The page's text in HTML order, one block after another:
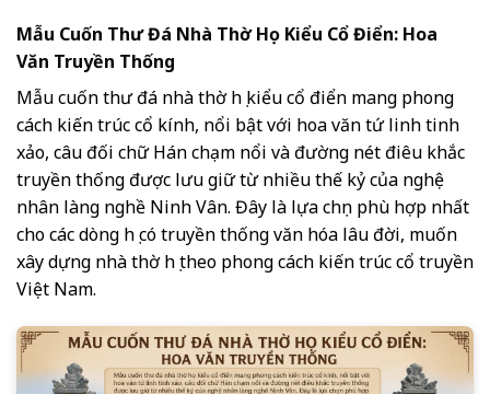
Mẫu Cuốn Thư Đá Nhà Thờ Họ Kiểu Cổ Điển: Hoa
Văn Truyền Thống
Mẫu cuốn thư đá nhà thờ họ kiểu cổ điển mang phong
cách kiến trúc cổ kính, nổi bật với hoa văn tứ linh tinh
xảo, câu đối chữ Hán chạm nổi và đường nét điêu khắc
truyền thống được lưu giữ từ nhiều thế kỷ của nghệ
nhân làng nghề Ninh Vân. Đây là lựa chọn phù hợp nhất
cho các dòng họ có truyền thống văn hóa lâu đời, muốn
xây dựng nhà thờ họ theo phong cách kiến trúc cổ truyền
Việt Nam.